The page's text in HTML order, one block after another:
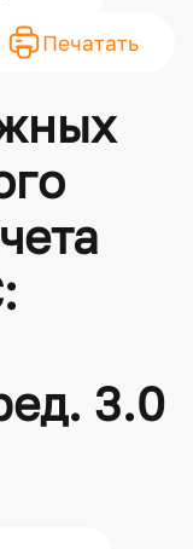
Печатать
3.0